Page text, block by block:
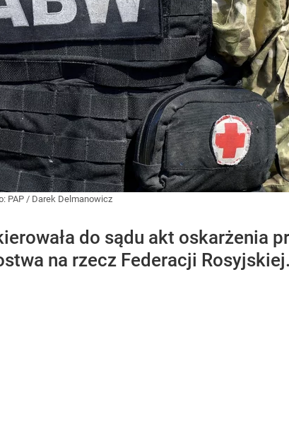
PAP / Darek Delmanowicz
do sądu akt oskarżenia
na rzecz Federacji